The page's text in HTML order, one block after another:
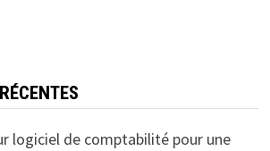
logiciel de comptabilité pour une